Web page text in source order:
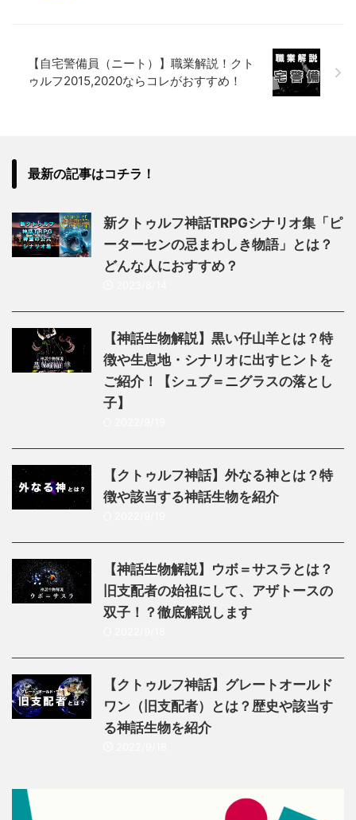
【自宅警備員（ニート）】職業解説！クト
ゥルフ2015,2020ならコレがおすすめ！
最新の記事はコチラ！
新クトゥルフ神話TRPGシナリオ集「ピ
ーターセンの忌まわしき物語」とは？
どんな人におすすめ？
【神話生物解説】黒い仔山羊とは？特
徴や生息地・シナリオに出すヒントを
ご紹介！【シュブ＝ニグラスの落とし
子】
【クトゥルフ神話】外なる神とは？特
徴や該当する神話生物を紹介
【神話生物解説】ウボ＝サスラとは？
旧支配者の始祖にして、アザトースの
双子！？徹底解説します
【クトゥルフ神話】グレートオールド
ワン（旧支配者）とは？歴史や該当す
る神話生物を紹介